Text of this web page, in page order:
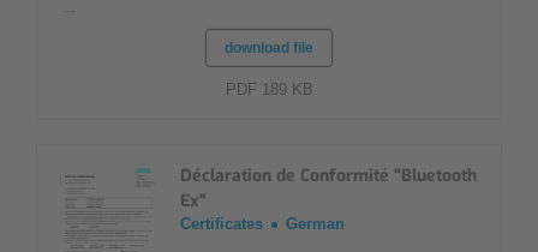
download file
PDF 189 KB
Déclaration de Conformité "Bluetooth
Ex"
Certificates German